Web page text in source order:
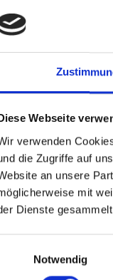
Diese Webseite
verwenden
die Zugriffe auf
an unsere
mit
Dienste
Notwendig
auf der Längsseite
Sie Ihre Reise
Pakete